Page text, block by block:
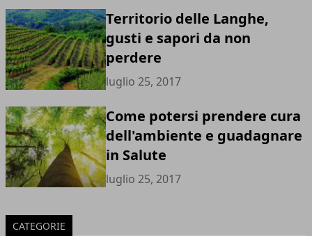
Territorio delle Langhe,
gusti e sapori da non
perdere
luglio 25, 2017
Come potersi prendere cura
dell'ambiente e guadagnare
in Salute
luglio 25, 2017
CATEGORIE